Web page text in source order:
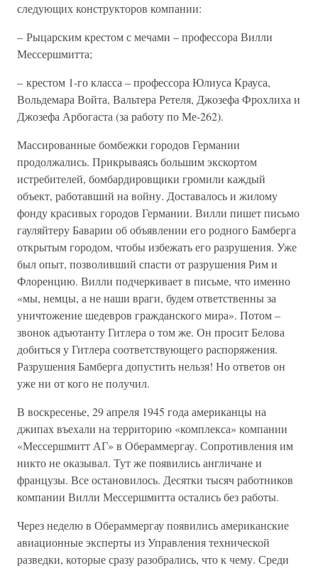
следующих конструкторов компании:
– Рыцарским крестом с мечами – профессора Вилли
Мессершмитта;
– крестом 1-го класса – профессора Юлиуса Крауса,
Вольдемара Войта, Вальтера Ретеля, Джозефа Фрохлиха и
Джозефа Арбогаста (за работу по Ме-262).
Массированные бомбежки городов Германии
продолжались. Прикрываясь большим экскортом
истребителей, бомбардировщики громили каждый
объект, работавший на войну. Доставалось и жилому
фонду красивых городов Германии. Вилли пишет письмо
гауляйтеру Баварии об объявлении его родного Бамберга
открытым городом, чтобы избежать его разрушения. Уже
был опыт, позволивший спасти от разрушения Рим и
Флоренцию. Вилли подчеркивает в письме, что именно
«мы, немцы, а не наши враги, будем ответственны за
уничтожение шедевров гражданского мира». Потом –
звонок адъютанту Гитлера о том же. Он просит Белова
добиться у Гитлера соответствующего распоряжения.
Разрушения Бамберга допустить нельзя! Но ответов он
уже ни от кого не получил.
В воскресенье, 29 апреля 1945 года американцы на
джипах въехали на территорию «комплекса» компании
«Мессершмитт АГ» в Обераммергау. Сопротивления им
никто не оказывал. Тут же появились англичане и
французы. Все остановилось. Десятки тысяч работников
компании Вилли Мессершмитта остались без работы.
Через неделю в Обераммергау появились американские
авиационные эксперты из Управления технической
разведки, которые сразу разобрались, что к чему. Среди